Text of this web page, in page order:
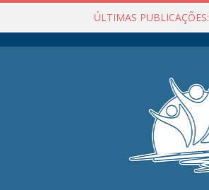
ÚLTIMAS PUBLICAÇÕES: